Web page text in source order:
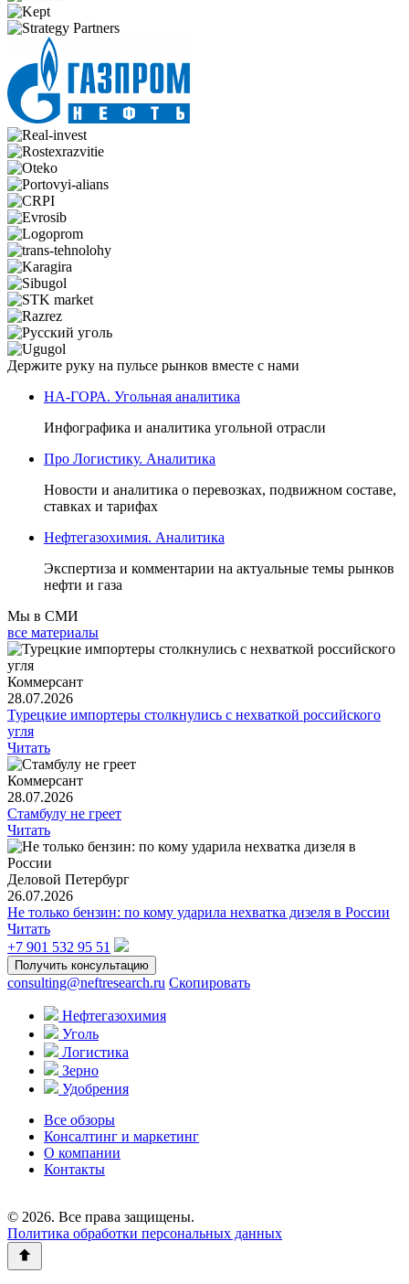
Держите руку на пульсе рынков вместе с нами
НА-ГОРА. Угольная аналитика
Инфографика и аналитика угольной отрасли
Про Логистику. Аналитика
Новости и аналитика о перевозках, подвижном составе,
ставках и тарифах
Нефтегазохимия. Аналитика
Экспертиза и комментарии на актуальные темы рынков
нефти и газа
Мы в СМИ
все материалы
Коммерсант
28.07.2026
Турецкие импортеры столкнулись с нехваткой российского
угля
Читать
Коммерсант
28.07.2026
Стамбулу не греет
Читать
Деловой Петербург
26.07.2026
Не только бензин: по кому ударила нехватка дизеля в России
Читать
+7 901 532 95 51
Получить консультацию
consulting@neftresearch.ru Скопировать
Нефтегазохимия
Уголь
Логистика
Зерно
Удобрения
Все обзоры
Консалтинг и маркетинг
О компании
Контакты
© 2026. Все права защищены.
Политика обработки персональных данных